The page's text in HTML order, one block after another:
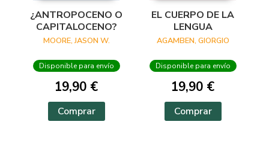
¿ANTROPOCENO O
CAPITALOCENO?
MOORE, JASON W.
Disponible para envío
19,90 €
Comprar
EL CUERPO DE LA
LENGUA
AGAMBEN, GIORGIO
Disponible para envío
19,90 €
Comprar